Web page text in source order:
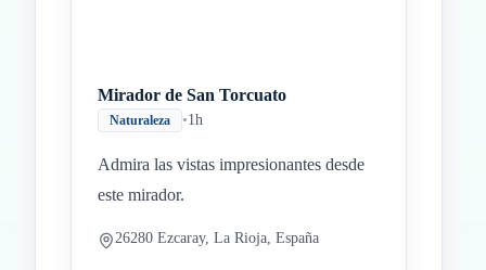
Mirador de San Torcuato
Naturaleza •1h
Admira las vistas impresionantes desde
este mirador.
26280 Ezcaray, La Rioja, España